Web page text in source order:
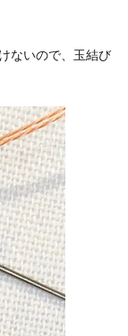
ないので、玉結び